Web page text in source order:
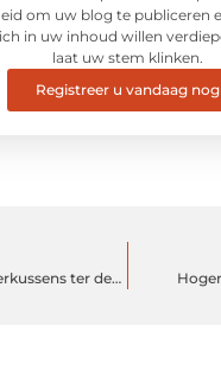
om uw blog te publiceren
in uw inhoud willen
laat uw stem klinken.
Registreer u vandaag nog
Gekleurde sierkussens ter decoratie van je bank